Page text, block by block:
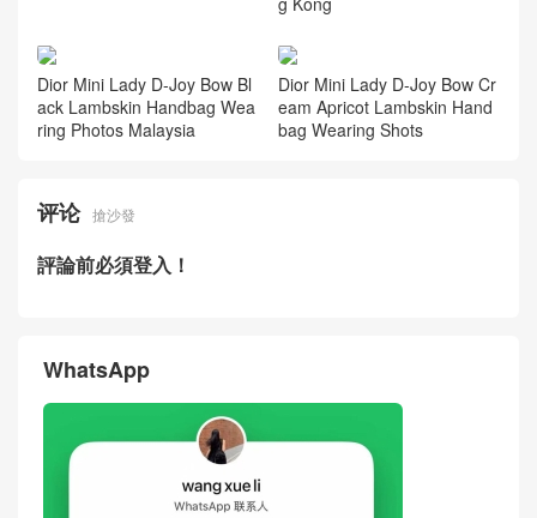
alfskin Handbag Price Canad
a
ea Calfskin Bow Handbag Au
stralia
Dior Mini Lady D-Joy Bow Bl
评论
評論前必須登入！